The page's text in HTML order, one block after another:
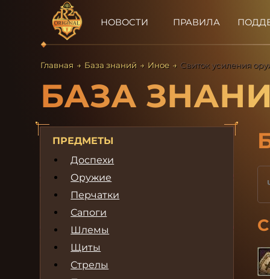
НОВОСТИ ПРАВИЛА
Главная → База знаний → Иное → Свиток усиления
БАЗА
ПРЕДМЕТЫ
Доспехи
Оружие
Перчатки
Сапоги
Шлемы
Щиты
Стрелы